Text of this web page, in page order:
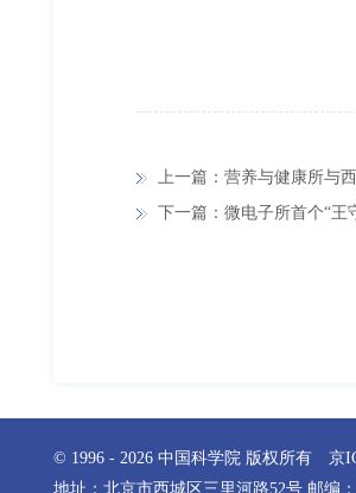
上一篇：营养与健康所与
下一篇：微电子所首个“王
© 1996 - 2026 中国科学院 版权所有 京
地址：北京市西城区三里河路52号 邮编